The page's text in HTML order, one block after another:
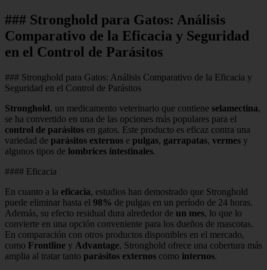
### Stronghold para Gatos: Análisis
Comparativo de la Eficacia y Seguridad
en el Control de Parásitos
### Stronghold para Gatos: Análisis Comparativo de la Eficacia y
Seguridad en el Control de Parásitos
Stronghold, un medicamento veterinario que contiene selamectina,
se ha convertido en una de las opciones más populares para el
control de parásitos en gatos. Este producto es eficaz contra una
variedad de parásitos externos e pulgas, garrapatas, vermes y
algunos tipos de lombrices intestinales.
#### Eficacia
En cuanto a la eficacia, estudios han demostrado que Stronghold
puede eliminar hasta el 98% de pulgas en un período de 24 horas.
Además, su efecto residual dura alrededor de un mes, lo que lo
convierte en una opción conveniente para los dueños de mascotas.
En comparación con otros productos disponibles en el mercado,
como Frontline y Advantage, Stronghold ofrece una cobertura más
amplia al tratar tanto parásitos externos como internos.